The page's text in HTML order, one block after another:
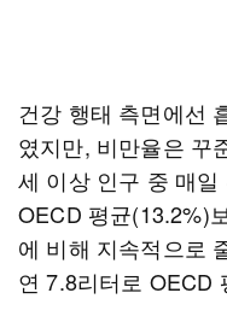
건강 행태 측면에선
였지만, 비만율은 꾸
세 이상 인구 중 매
OECD 평균(13.2%)
에 비해 지속적으로
연 7.8리터로 OECD